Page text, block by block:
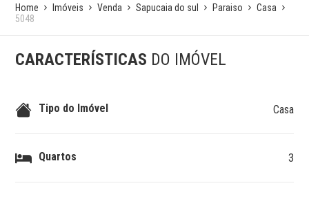
Home Imóveis Venda Sapucaia do sul Paraiso
Casa
5048
CARACTERÍSTICAS DO IMÓVEL
Tipo do Imóvel Casa
Quartos 3